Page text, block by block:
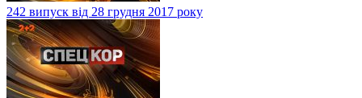
242 випуск від 28 грудня 2017 року